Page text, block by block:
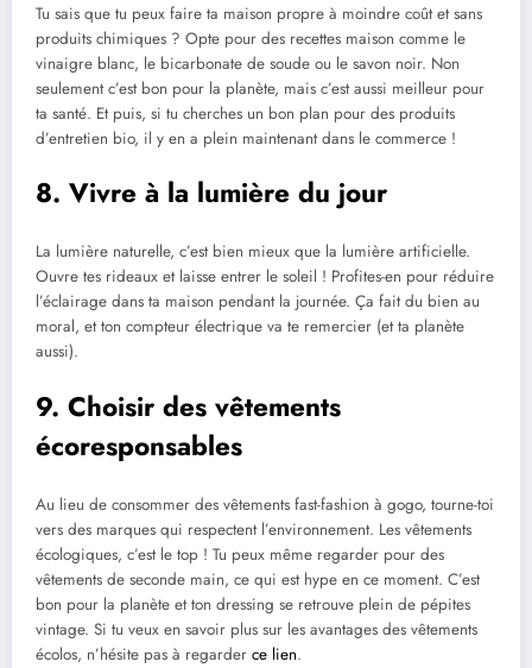
Tu sais que tu peux faire ta maison propre à moindre coût et sans
produits chimiques ? Opte pour des recettes maison comme le
vinaigre blanc, le bicarbonate de soude ou le savon noir. Non
seulement c’est bon pour la planète, mais c’est aussi meilleur pour
ta santé. Et puis, si tu cherches un bon plan pour des produits
d’entretien bio, il y en a plein maintenant dans le commerce !
8. Vivre à la lumière du jour
La lumière naturelle, c’est bien mieux que la lumière artificielle.
Ouvre tes rideaux et laisse entrer le soleil ! Profites-en pour réduire
l’éclairage dans ta maison pendant la journée. Ça fait du bien au
moral, et ton compteur électrique va te remercier (et ta planète
aussi).
9. Choisir des vêtements
écoresponsables
Au lieu de consommer des vêtements fast-fashion à gogo, tourne-toi
vers des marques qui respectent l’environnement. Les vêtements
écologiques, c’est le top ! Tu peux même regarder pour des
vêtements de seconde main, ce qui est hype en ce moment. C’est
bon pour la planète et ton dressing se retrouve plein de pépites
vintage. Si tu veux en savoir plus sur les avantages des vêtements
écolos, n’hésite pas à regarder ce lien.